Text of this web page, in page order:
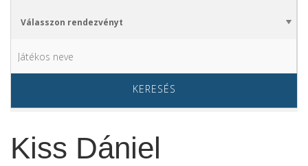
KERESÉS
Kiss Dániel